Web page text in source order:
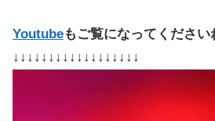
Youtubeもご覧になってください
↓↓↓↓↓↓↓↓↓↓↓↓↓↓↓↓↓↓